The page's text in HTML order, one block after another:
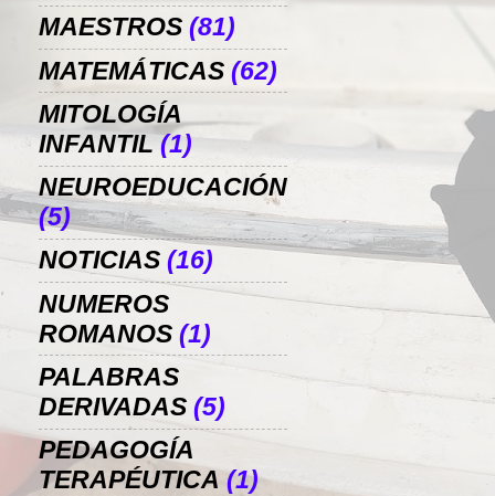
MAESTROS (81)
MATEMÁTICAS (62)
MITOLOGÍA
INFANTIL (1)
NEUROEDUCACIÓN
(5)
NOTICIAS (16)
NUMEROS
ROMANOS (1)
PALABRAS
DERIVADAS (5)
PEDAGOGÍA
TERAPÉUTICA (1)